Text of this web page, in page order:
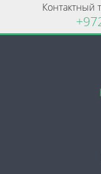
Контактный